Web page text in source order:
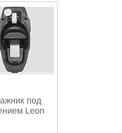
под
Leon